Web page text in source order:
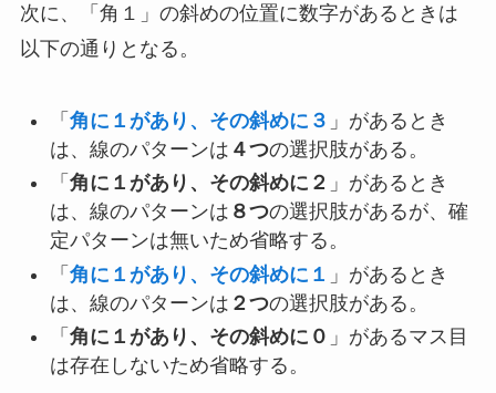
次に、「角１」の斜めの位置に数字があるときは
以下の通りとなる。
「 角に１があり、その斜めに３ 」があるとき
は、線のパターンは ４つの選択肢がある。
「 角に１があり、その斜めに２ 」があるとき
は、線のパターンは ８つの選択肢があるが、確
定パターンは無いため省略する。
「 角に１があり、 その斜めに １ 」があるとき
は、線のパターンは ２つの選択肢がある。
「 角に１があり、その斜めに０ 」があるマス目
は存在しないため省略する。